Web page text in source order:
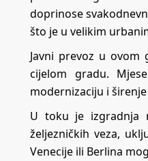
doprinose
što je u velikim
Javni prevoz u
cijelom gradu.
modernizaciju i
U toku je izgradnja
željezničkih veza,
Venecije ili Berlina